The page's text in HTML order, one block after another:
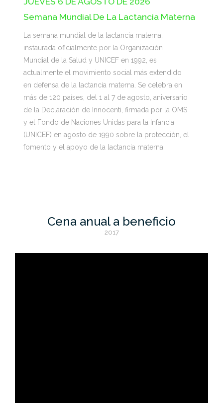
Semana Mundial De La Lactancia Materna
La semana mundial de la lactancia materna,
instaurada oficialmente por la Organización
Mundial de la Salud y UNICEF en 1992, es
actualmente el movimiento social más extendido
en defensa de la lactancia materna. Se celebra en
más de 120 países, del 1 al 7 de agosto, aniversario
de la Declaración de Innocenti, firmada por la OMS
y el Fondo de Naciones Unidas para la Infancia
(UNICEF) en agosto de 1990 sobre la protección, el
fomento y el apoyo de la lactancia materna.
Cena anual a beneficio
2017